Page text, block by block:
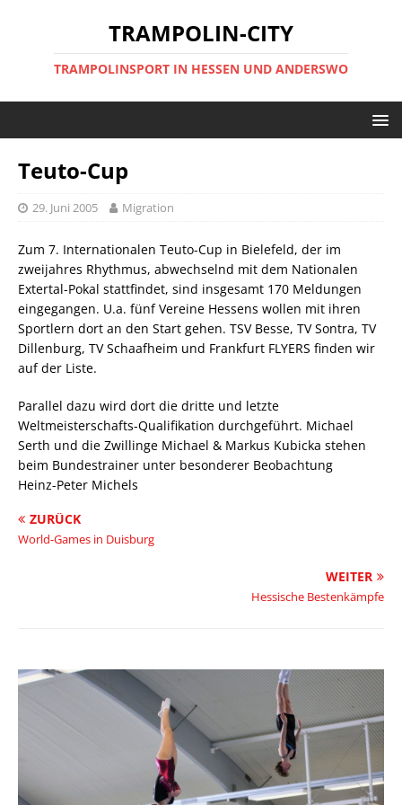
TRAMPOLIN-CITY
TRAMPOLINSPORT IN HESSEN UND ANDERSWO
Teuto-Cup
29. Juni 2005 Migration
Zum 7. Internationalen Teuto-Cup in Bielefeld, der im
zweijahres Rhythmus, abwechselnd mit dem Nationalen
Extertal-Pokal stattfindet, sind insgesamt 170 Meldungen
eingegangen. U.a. fünf Vereine Hessens wollen mit ihren
Sportlern dort an den Start gehen. TSV Besse, TV Sontra, TV
Dillenburg, TV Schaafheim und Frankfurt FLYERS finden wir
auf der Liste.
Parallel dazu wird dort die dritte und letzte
Weltmeisterschafts-Qualifikation durchgeführt. Michael
Serth und die Zwillinge Michael & Markus Kubicka stehen
beim Bundestrainer unter besonderer Beobachtung
Heinz-Peter Michels
ZURÜCK
World-Games in Duisburg
WEITER
Hessische Bestenkämpfe